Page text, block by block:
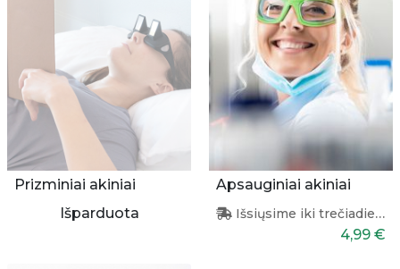
Prizminiai akiniai
Išparduota
Apsauginiai akiniai
Išsiųsime iki trečiadienio
4,99 €